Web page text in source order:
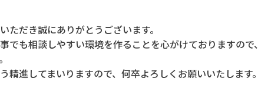
だき誠にありがとうございます。
も相談しやすい環境を作ることを心がけておりますので、
進してまいりますので、何卒よろしくお願いいたします。